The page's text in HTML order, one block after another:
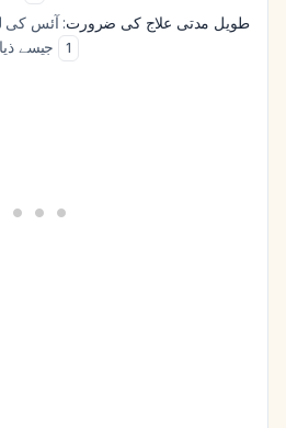
طویل مدتی علاج کی ضرورت: آئس کی
1